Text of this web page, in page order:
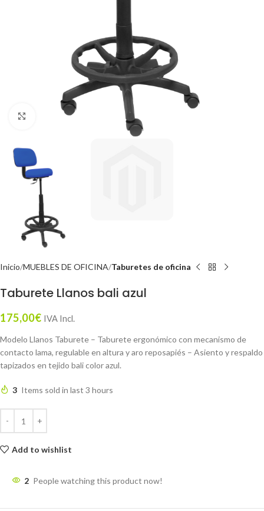
Click to enlarge
Inicio MUEBLES DE OFICINA Taburetes de oficina
Taburete Llanos bali azul
175,00€ IVA Incl.
Modelo Llanos Taburete – Taburete ergonómico con mecanismo de
contacto lama, regulable en altura y aro reposapiés – Asiento y respaldo
tapizados en tejido bali color azul.
3 Items sold in last 3 hours
Add to wishlist
2 People watching this product now!